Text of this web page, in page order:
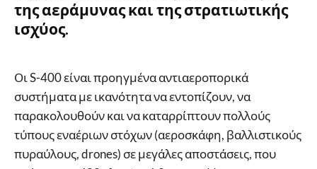
της αεράμυνας και της στρατιωτικής
ισχύος.
Οι S-400 είναι προηγμένα αντιαεροπορικά
συστήματα με ικανότητα να εντοπίζουν, να
παρακολουθούν και να καταρρίπτουν πολλούς
τύπους εναέριων στόχων (αεροσκάφη, βαλλιστικούς
πυραύλους, drones) σε μεγάλες αποστάσεις, που